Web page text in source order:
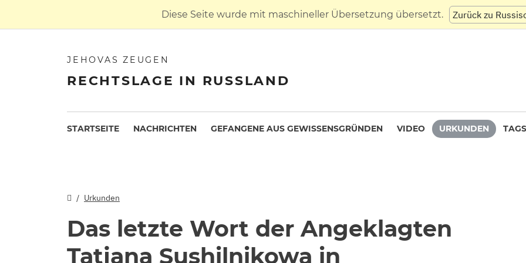
Diese Seite wurde mit maschineller Übersetzung übersetzt. Zurück zu
JEHOVAS ZEUGEN
RECHTSLAGE IN RUSSLAND
STARTSEITE NACHRICHTEN GEFANGENE AUS GEWISSENSGRÜNDEN VIDEO URKUNDEN TAGS
Urkunden
Das letzte Wort der Angeklagten
Tatjana Sushilnikowa in